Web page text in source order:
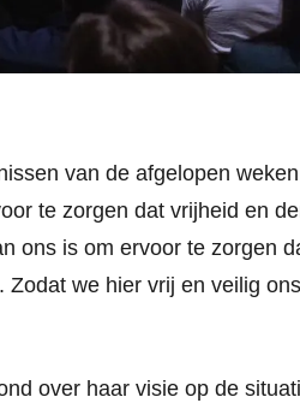
van de afgelopen
te zorgen dat vrijheid en
ons is om ervoor te zorgen
we hier vrij en veilig
over haar visie op de